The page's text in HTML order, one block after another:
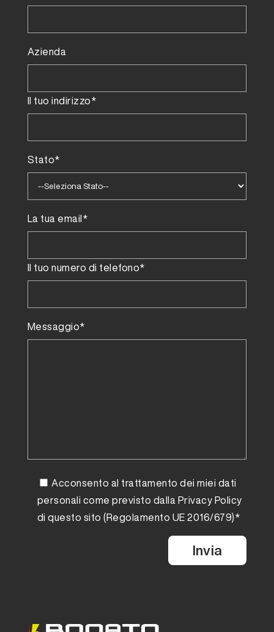
Azienda
Il tuo indirizzo*
Stato*
La tua email*
Il tuo numero di telefono*
Messaggio*
Acconsento al trattamento dei miei dati
personali come previsto dalla Privacy Policy
di questo sito (Regolamento UE 2016/679)*